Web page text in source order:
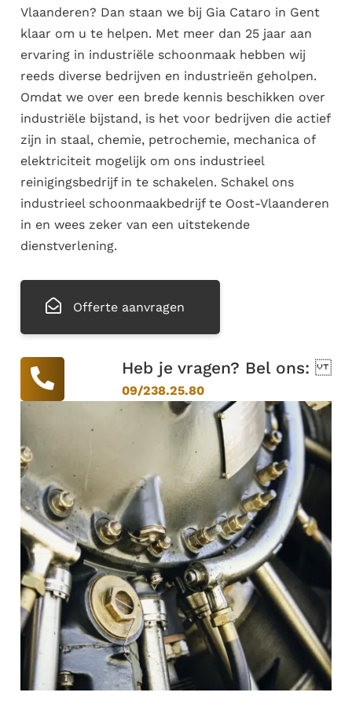
Vlaanderen? Dan staan we bij Gia Cataro in Gent
klaar om u te helpen. Met meer dan 25 jaar aan
ervaring in industriële schoonmaak hebben wij
reeds diverse bedrijven en industrieën geholpen.
Omdat we over een brede kennis beschikken over
industriële bijstand, is het voor bedrijven die actief
zijn in staal, chemie, petrochemie, mechanica of
elektriciteit mogelijk om ons industrieel
reinigingsbedrijf in te schakelen. Schakel ons
industrieel schoonmaakbedrijf te Oost-Vlaanderen
in en wees zeker van een uitstekende
dienstverlening.
Offerte aanvragen
Heb je vragen? Bel ons:
09/238.25.80